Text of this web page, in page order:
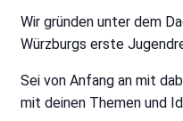
Wir gründen unter dem
Würzburgs erste
Sei von Anfang an mit
mit deinen Themen und